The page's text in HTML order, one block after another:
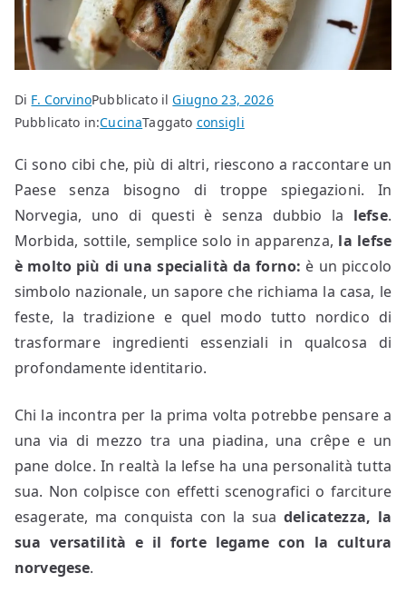
Di F. CorvinoPubblicato ilGiugno 23, 2026
Pubblicato in:CucinaTaggato consigli
Ci sono cibi che, più di altri, riescono a raccontare un
Paese senza bisogno di troppe spiegazioni. In
Norvegia, uno di questi è senza dubbio la lefse.
Morbida, sottile, semplice solo in apparenza, la lefse
è molto più di una specialità da forno: è un piccolo
simbolo nazionale, un sapore che richiama la casa, le
feste, la tradizione e quel modo tutto nordico di
trasformare ingredienti essenziali in qualcosa di
profondamente identitario.
Chi la incontra per la prima volta potrebbe pensare a
una via di mezzo tra una piadina, una crêpe e un
pane dolce. In realtà la lefse ha una personalità tutta
sua. Non colpisce con effetti scenografici o farciture
esagerate, ma conquista con la suadelicatezza, la
sua versatilità e il forte legame con la cultura
norvegese.